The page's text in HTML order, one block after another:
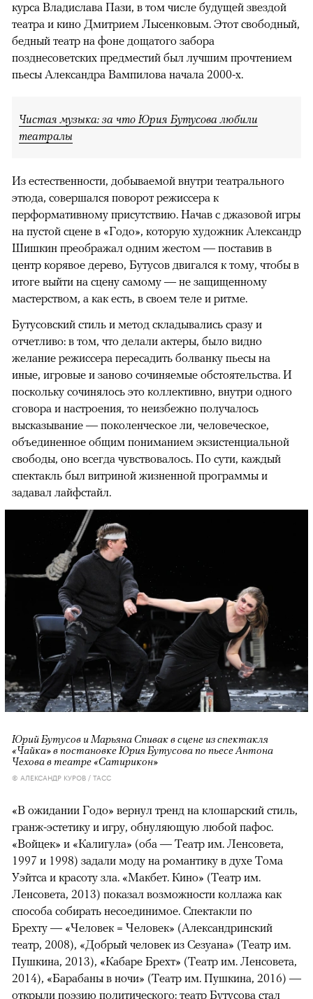
курса Владислава Пази, в том числе будущей звездой
театра и кино Дмитрием Лысенковым. Этот свободный,
бедный театр на фоне дощатого забора
позднесоветских предместий был лучшим прочтением
пьесы Александра Вампилова начала 2000-х.
Чистая музыка: за что Юрия Бутусова любили
театралы
Из естественности, добываемой внутри театрального
этюда, совершался поворот режиссера к
перформативному присутствию. Начав с джазовой игры
на пустой сцене в «Годо», которую художник Александр
Шишкин преображал одним жестом — поставив в
центр корявое дерево, Бутусов двигался к тому, чтобы в
итоге выйти на сцену самому — не защищенному
мастерством, а как есть, в своем теле и ритме.
Бутусовский стиль и метод складывались сразу и
отчетливо: в том, что делали актеры, было видно
желание режиссера пересадить болванку пьесы на
иные, игровые и заново сочиняемые обстоятельства. И
поскольку сочинялось это коллективно, внутри одного
сговора и настроения, то неизбежно получалось
высказывание — поколенческое ли, человеческое,
объединенное общим пониманием экзистенциальной
свободы, оно всегда чувствовалось. По сути, каждый
спектакль был витриной жизненной программы и
задавал лайфстайл.
Юрий Бутусов и Марьяна Спивак в сцене из спектакля
«Чайка» в постановке Юрия Бутусова по пьесе Антона
Чехова в театре «Сатирикон»
© АЛЕКСАНДР КУРОВ / ТАСС
«В ожидании Годо» вернул тренд на клошарский стиль,
гранж-эстетику и игру, обнуляющую любой пафос.
«Войцек» и «Калигула» (оба — Театр им. Ленсовета,
1997 и 1998) задали моду на романтику в духе Тома
Уэйтса и красоту зла. «Макбет. Кино» (Театр им.
Ленсовета, 2013) показал возможности коллажа как
способа собирать несоединимое. Спектакли по
Брехту — «Человек = Человек» (Александринский
театр, 2008), «Добрый человек из Сезуана» (Театр им.
Пушкина, 2013), «Кабаре Брехт» (Театр им. Ленсовета,
2014), «Барабаны в ночи» (Театр им. Пушкина, 2016) —
открыли поэзию политического: театр Бутусова стал